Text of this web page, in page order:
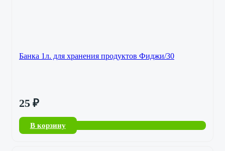
Банка 1л. для хранения продуктов Фиджи/30
25 ₽
В корзину